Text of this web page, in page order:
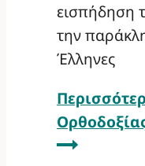
εισπήδηση
την
Έλληνες